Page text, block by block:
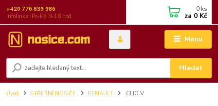
Menu
Hledat
+420 776 839 986
Infolinka: Po-Pá 8-18 hod.
0 ks
za 0 Kč
Úvod STŘEŠNÍ NOSIČE RENAULT CLIO V